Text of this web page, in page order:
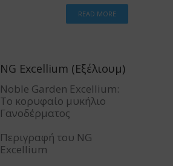
READ MORE
NG Excellium (Εξέλιουμ)
Noble Garden Excellium:
Το κορυφαίο μυκήλιο
Γανοδέρματος
Περιγραφή του NG
Excellium